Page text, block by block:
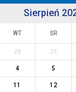
Sierpień
WT ŚR
28 29
4 5
11 12